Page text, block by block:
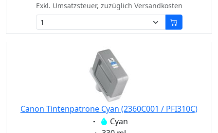
Exkl. Umsatzsteuer, zuzüglich Versandkosten
Canon Tintenpatrone Cyan (2360C001 / PFI310C)
Eigenschaft:
Cyan